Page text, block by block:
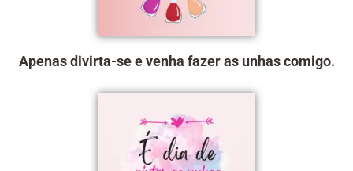
Apenas divirta-se e venha fazer as unhas comigo.